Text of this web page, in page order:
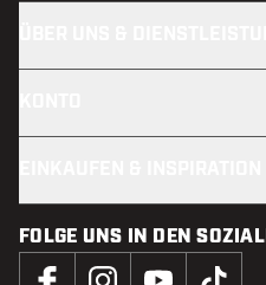
FOLGE UNS IN DEN